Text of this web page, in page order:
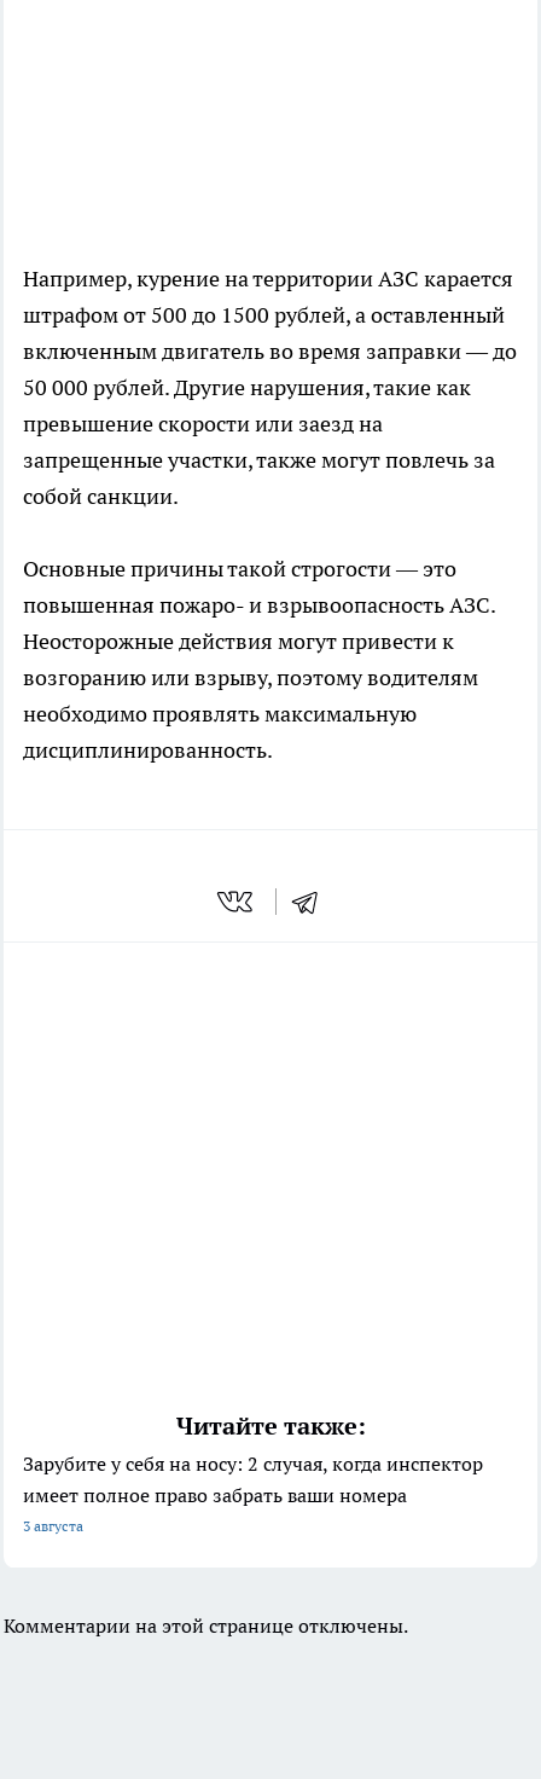
Например, курение на территории АЗС карается
штрафом от 500 до 1500 рублей, а оставленный
включенным двигатель во время заправки — до
50 000 рублей. Другие нарушения, такие как
превышение скорости или заезд на
запрещенные участки, также могут повлечь за
собой санкции.
Основные причины такой строгости — это
повышенная пожаро- и взрывоопасность АЗС.
Неосторожные действия могут привести к
возгоранию или взрыву, поэтому водителям
необходимо проявлять максимальную
дисциплинированность.
Читайте также:
Зарубите у себя на носу: 2 случая, когда инспектор
имеет полное право забрать ваши номера
3 августа
Комментарии на этой странице отключены.